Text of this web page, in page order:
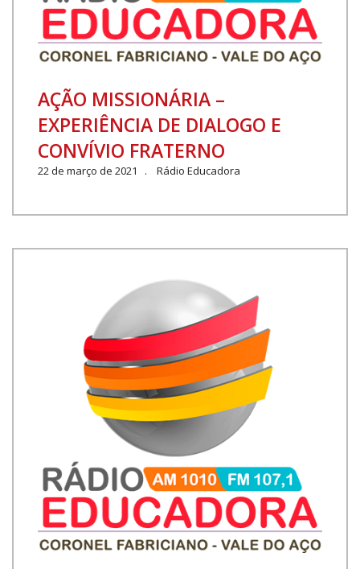
AÇÃO MISSIONÁRIA –
EXPERIÊNCIA DE DIALOGO E
CONVÍVIO FRATERNO
22 de março de 2021 . Rádio Educadora